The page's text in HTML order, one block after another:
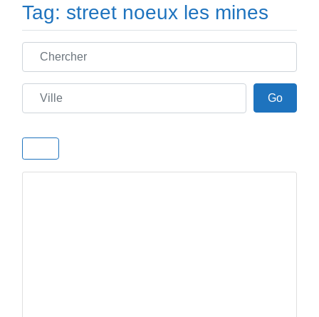
Tag: street noeux les mines
Chercher
Ville GoGo